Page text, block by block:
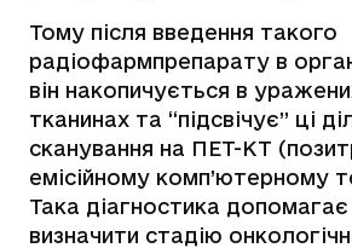
Тому після введення такого
радіофармпрепарату в
він накопичується в
тканинах та “підсвічує” ці
сканування на ПЕТ-КТ
емісійному комп’ютерному
Така діагностика
визначити стадію